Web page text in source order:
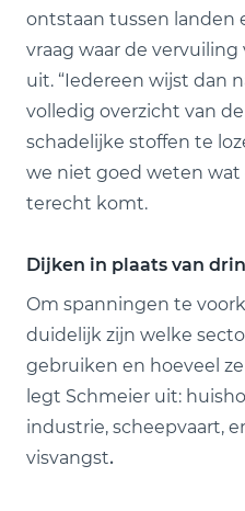
ontstaan tussen landen
vraag waar de
uit. “Iedereen wijst dan
volledig overzicht van
schadelijke stoffen te
we niet goed weten wat
terecht komt.
Dijken in plaats van
Om spanningen te
duidelijk zijn welke
gebruiken en hoeveel
legt Schmeier uit:
industrie, scheepvaart,
visvangst.